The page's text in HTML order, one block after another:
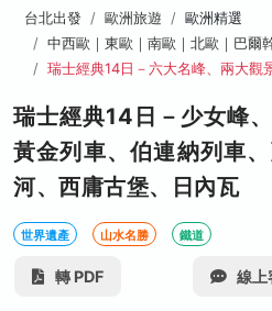
台北出發 歐洲旅遊
歐洲精選
中西歐｜東歐｜南歐｜北歐｜巴爾
瑞士經典14日－六大名峰、兩大觀
瑞士經典14日－少女峰
黃金列車、伯連納列車
河、西庸古堡、日內瓦
世界遺產 山水名勝 鐵道
轉 PDF 線上